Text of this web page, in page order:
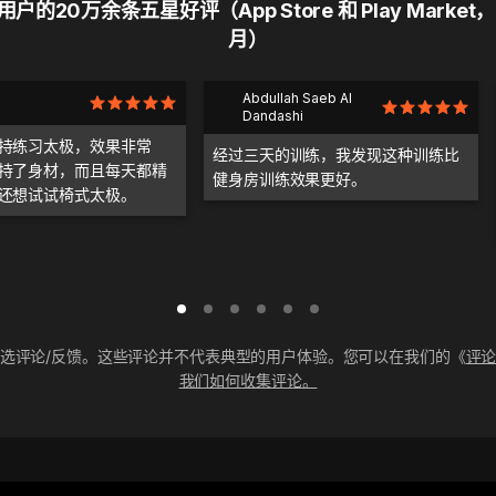
户的20万余条五星好评（App Store 和 Play Market
月）
练习太极，效果非常
了身材，而且每天都精
想试试椅式太极。
Abdullah Saeb Al
Dandashi
经过三天的训练，我发现这种训练比
健身房训练效果更好。
评论/反馈。这些评论并不代表典型的用户体验。您可以在我们的《评
我们如何收集评论。